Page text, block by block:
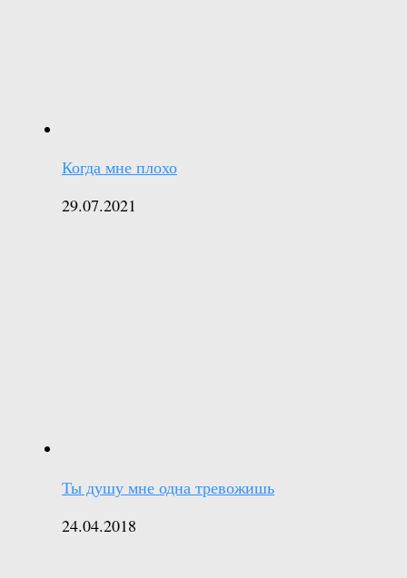
Когда мне плохо
29.07.2021
Ты душу мне одна тревожишь
24.04.2018